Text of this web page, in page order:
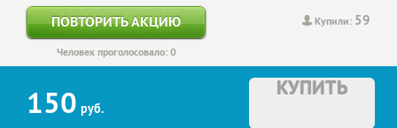
Купили: 59
ПОВТОРИТЬ АКЦИЮ
Человек проголосовало: 0
150 руб.
КУПИТЬ